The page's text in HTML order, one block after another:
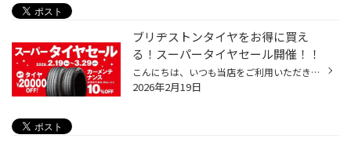
ブリヂストンタイヤをお得に買え
る！スーパータイヤセール開催！！
こんにちは、いつも当店をご利用いただきましてありがとうございます。 コクピット・タイヤ館では、ブリヂストンタイヤをお得に買える！ スーパータイヤセールを2月19日(木)から3月29日(日)まで開催いたします！ ブリヂストンのタイヤを4本ご購入で最大20,000円引き！ タイヤをお得にご購入頂けるチ...
2026年2月19日